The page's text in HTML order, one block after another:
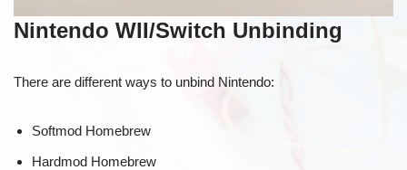
Nintendo WII/Switch Unbinding
There are different ways to unbind Nintendo:
Softmod Homebrew
Hardmod Homebrew